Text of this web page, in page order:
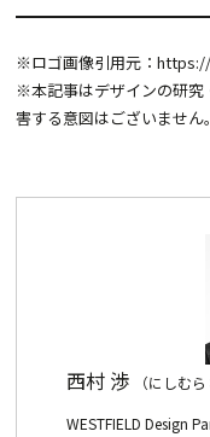
※ロゴ画像引用元：
※本記事はデザインの研究
害する意図はございません。
西村 渉
（にしむら
WESTFIELD Design